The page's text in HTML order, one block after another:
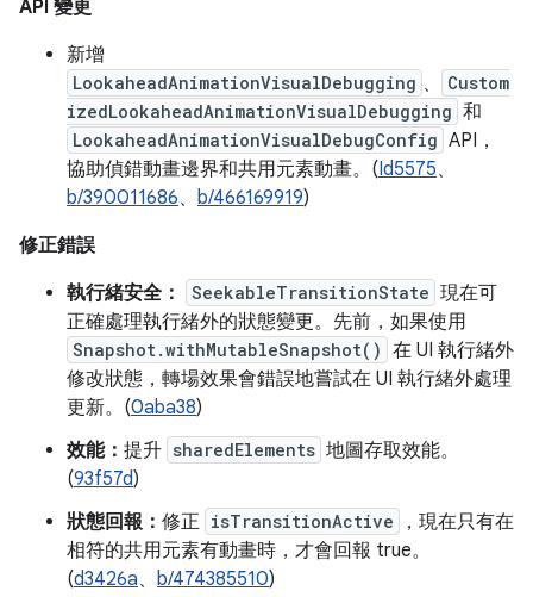
API 變更
新增
LookaheadAnimationVisualDebugging 、
Custom
izedLookaheadAnimationVisualDebugging 和
LookaheadAnimationVisualDebugConfig API，
協助偵錯動畫邊界和共用元素動畫。(Id5575、
b/390011686、 b/466169919)
修正錯誤
執行緒安全：
SeekableTransitionState 現在可
正確處理執行緒外的狀態變更。先前，如果使用
Snapshot.withMutableSnapshot() 在 UI 執行緒外
修改狀態，轉場效果會錯誤地嘗試在 UI 執行緒外處理
更新。(0aba38)
效能： 提升 sharedElements 地圖存取效能。
(93f57d)
狀態回報： 修正 isTransitionActive
，現在只有在
相符的共用元素有動畫時，才會回報 true。
(d3426a、 b/474385510)